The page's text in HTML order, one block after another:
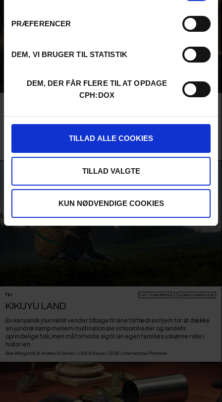
PRÆFERENCER
DEM, VI BRUGER TIL STATISTIK
DEM, DER FÅR FLERE TIL AT OPDAGE
CPH:DOX
TILLAD ALLE COOKIES
TILLAD VALGTE
KUN NØDVENDIGE COOKIES
Michael Greenberg er en trodsig ung visionær og klimaaktivist i USA. Med
stand-upkomikerens timing, lynende intelligens og karisma som en ung Bob
Dylan, samler han en generation i kampen for en fremtid, der er til at leve i.
Emma Wall & Betsy Hershey /
Film F:ACT KONKURRENCE AUDIENCE AWARD 2026
KIKUYU LAND
En kenyansk journalist vender tilbage til sine forfædres hjem for at dække
en juridisk kamp mellem multinationale virksomheder og landets
oprindelige folk, men må forholde sig til sin egen families uskønne rolle i
historien.
Bea Wangondu & Andrew H. Brown / USA & Kenya / 2026 / International Premiere